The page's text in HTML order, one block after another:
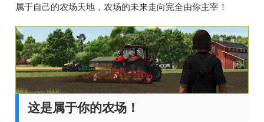
属于自己的农场天地，农场的未来走向完全由你主宰！
这是属于你的农场！